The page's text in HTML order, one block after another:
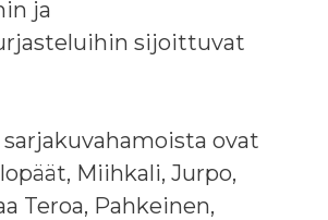
ja
sijoittuvat
ovat
Miihkali, Jurpo,
Teroa, Pahkeinen,